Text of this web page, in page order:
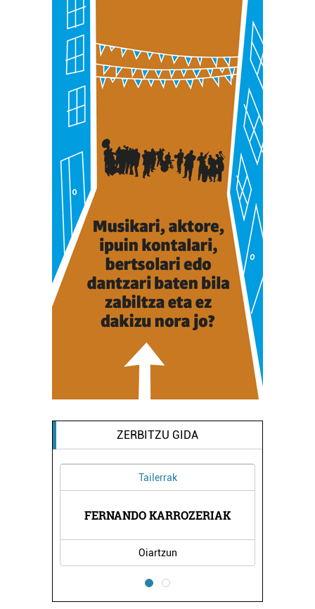
ZERBITZU GIDA
Tailerrak
FERNANDO KARROZERIAK
Oiartzun